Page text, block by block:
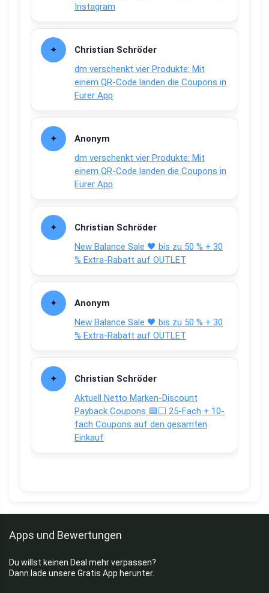
Instagram
Christian Schröder
dm verschenkt vier Produkte: Mit
einem QR-Code landen die Coupons in
Eurer App
Anonym
dm verschenkt vier Produkte: Mit
einem QR-Code landen die Coupons in
Eurer App
Christian Schröder
New Balance Sale 🖤 bis zu 50 % + 30
% Extra-Rabatt auf OUTLET
Anonym
New Balance Sale 🖤 bis zu 50 % + 30
% Extra-Rabatt auf OUTLET
Christian Schröder
Aktuell Netto Marken-Discount
Payback Coupons 🟦⬜ 25-Fach + 10-
fach Coupons auf den gesamten
Einkauf
Apps und Bewertungen
Du willst keinen Deal mehr verpassen?
Dann lade unsere Gratis App herunter.